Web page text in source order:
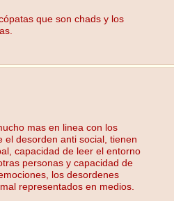
que son chads y los
mas en linea con los
el desorden anti social, tienen
capacidad de leer el entorno
personas y capacidad de
los desordenes
representados en medios.